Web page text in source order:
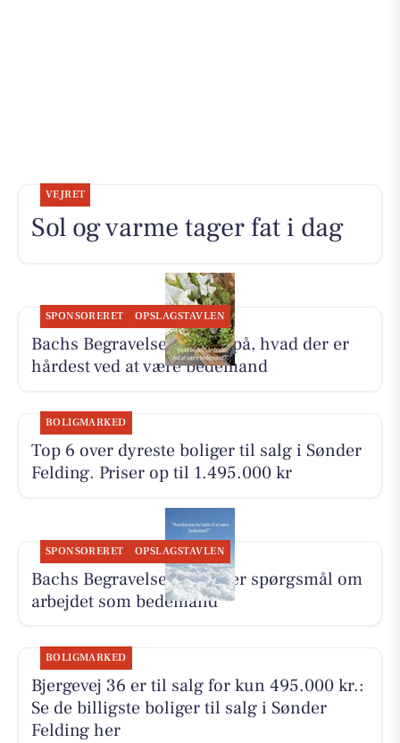
VEJRET
Sol og varme tager fat i dag
SPONSORERET OPSLAGSTAVLEN
Bachs Begravelser svarer på, hvad der er
hårdest ved at være bedemand
BOLIGMARKED
Top 6 over dyreste boliger til salg i Sønder
Felding. Priser op til 1.495.000 kr
SPONSORERET OPSLAGSTAVLEN
Bachs Begravelser besvarer spørgsmål om
arbejdet som bedemand
BOLIGMARKED
Bjergevej 36 er til salg for kun 495.000 kr.:
Se de billigste boliger til salg i Sønder
Felding her